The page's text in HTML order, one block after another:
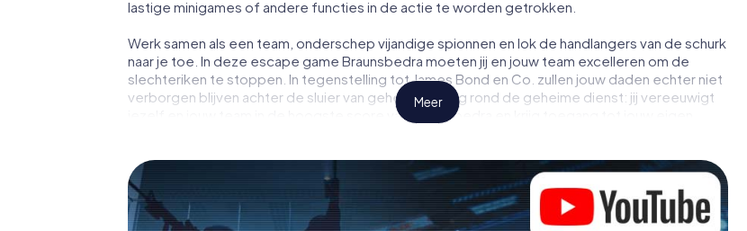
lastige minigames of andere functies in de actie te worden getrokken.
Werk samen als een team, onderschep vijandige spionnen en lok de handlangers van de schurk
naar je toe. In deze escape game Braunsbedra moeten jij en jouw team excelleren om de
slechteriken te stoppen. In tegenstelling tot James Bond en Co. zullen jouw daden echter niet
verborgen blijven achter de sluier van geheimhouding rond de geheime dienst: jij vereeuwigt
jezelf en jouw team in de hoogste score van Braunsbedra en krijg toegang tot jouw eigen
agenten en verander Braunsbedra in een escaperoom in de buitenlucht!
Meer